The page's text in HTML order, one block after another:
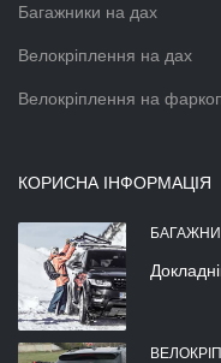
Багажники на дах
Велокріплення на дах
Велокріплення на
КОРИСНА ІНФОРМАЦІЯ